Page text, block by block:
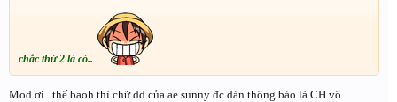
chắc thứ 2 là có..
Mod ơi...thế baoh thì chữ dd của ae sunny đc dán thông báo là CH vô